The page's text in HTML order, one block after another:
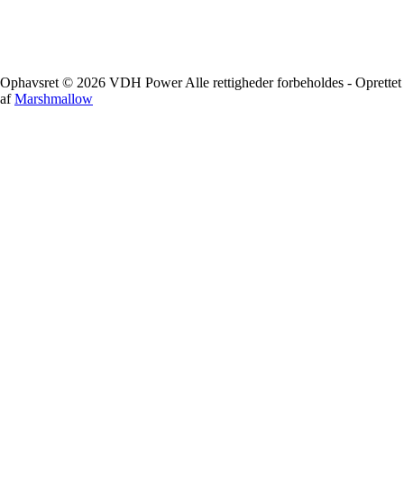
Ophavsret © 2026 VDH Power Alle rettigheder forbeholdes - Oprettet
afMarshmallow